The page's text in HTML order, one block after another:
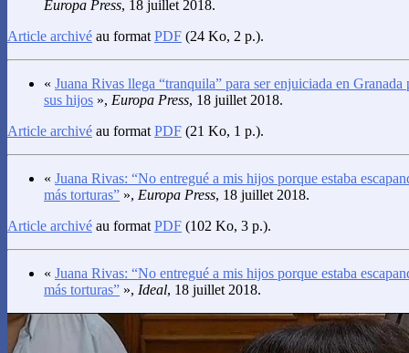
Europa Press, 18 juillet 2018.
Article archivé au formatPDF (24 Ko, 2 p.).
« Juana Rivas llega “tranquila” para ser enjuiciada en
sus hijos », Europa Press, 18 juillet 2018.
Article archivé au formatPDF (21 Ko, 1 p.).
« Juana Rivas: “No entregué a mis hijos porque estaba
más torturas” », Europa Press, 18 juillet 2018.
Article archivé au formatPDF (102 Ko, 3 p.).
« Juana Rivas: “No entregué a mis hijos porque estaba
más torturas” », Ideal, 18 juillet 2018.